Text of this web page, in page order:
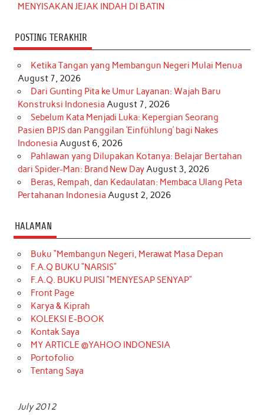
MENYISAKAN JEJAK INDAH DI BATIN
POSTING TERAKHIR
Ketika Tangan yang Membangun Negeri Mulai Menua
August 7, 2026
Dari Gunting Pita ke Umur Layanan: Wajah Baru
Konstruksi Indonesia August 7, 2026
Sebelum Kata Menjadi Luka: Kepergian Seorang
Pasien BPJS dan Panggilan ‘Einfühlung’ bagi Nakes
Indonesia August 6, 2026
Pahlawan yang Dilupakan Kotanya: Belajar Bertahan
dari Spider-Man: Brand New DayAugust 3, 2026
Beras, Rempah, dan Kedaulatan: Membaca Ulang Peta
Pertahanan Indonesia August 2, 2026
HALAMAN
Buku “Membangun Negeri, Merawat Masa Depan
F.A.Q BUKU “NARSIS”
F.A.Q. BUKU PUISI “MENYESAP SENYAP”
Front Page
Karya & Kiprah
KOLEKSI E-BOOK
Kontak Saya
MY ARTICLE @YAHOO INDONESIA
Portofolio
Tentang Saya
July 2012